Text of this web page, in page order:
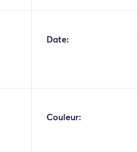
Date:
Couleur: